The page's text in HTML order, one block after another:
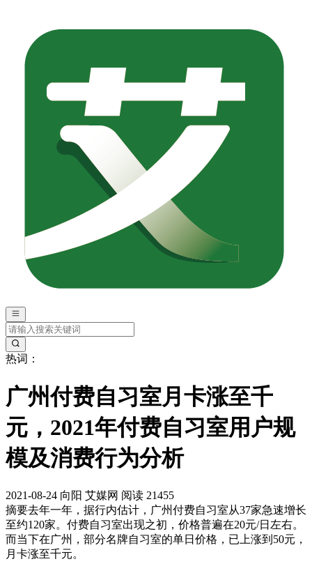
热词：
广州付费自习室月卡涨至千
元，2021年付费自习室用户规
模及消费行为分析
2021-08-24 向阳 艾媒网 阅读 21455
摘要去年一年，据行内估计，广州付费自习室从37家急速增长
至约120家。付费自习室出现之初，价格普遍在20元/日左右。
而当下在广州，部分名牌自习室的单日价格，已上涨到50元，
月卡涨至千元。